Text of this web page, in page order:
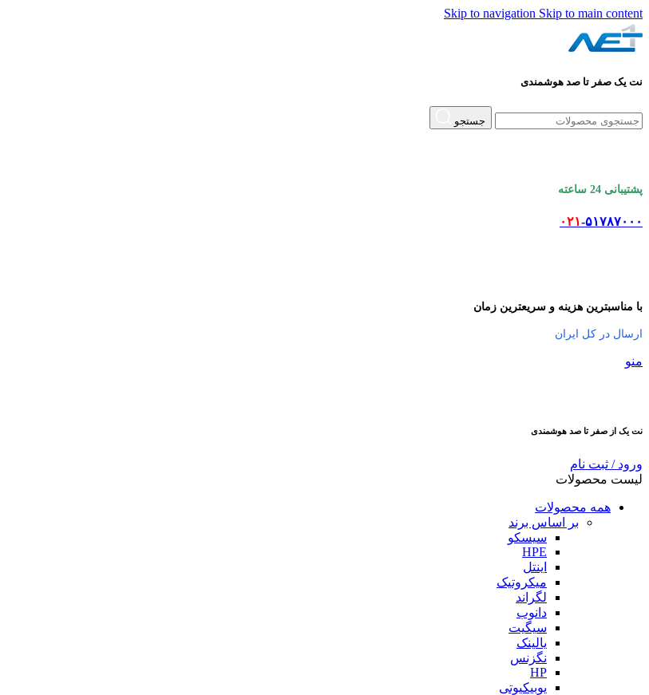
Skip to navigation Skip to main content
نت یک صفر تا صد هوشمندی
جستجو
پشتیبانی 24 ساعته
۰۲۱-۵۱۷۸۷۰۰۰
با مناسبترین هزینه و سریعترین زمان
ارسال در کل ایران
منو
نت یک از صفر تا صد هوشمندی
ورود / ثبت نام
لیست محصولات
همه محصولات
بر اساس برند
سیسکو
HPE
اینتل
میکروتیک
لگراند
دانوب
سیگیت
یالینک
نگزنس
HP
یوبیکیوتی